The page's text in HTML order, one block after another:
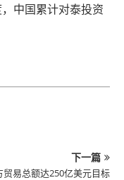
中国累计对泰投资
下一篇
易总额达250亿美元目标